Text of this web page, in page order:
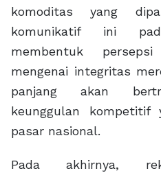
komoditas yang
komunikatif ini
membentuk
mengenai integritas
panjang akan
keunggulan kompetitif
pasar nasional.
Pada akhirnya,